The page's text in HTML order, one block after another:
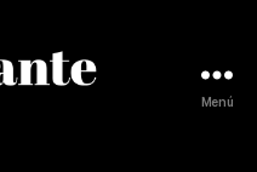
Menú